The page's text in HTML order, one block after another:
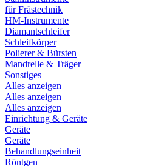
für Frästechnik
HM-Instrumente
Diamantschleifer
Schleifkörper
Polierer & Bürsten
Mandrelle & Träger
Sonstiges
Alles anzeigen
Alles anzeigen
Alles anzeigen
Einrichtung & Geräte
Geräte
Geräte
Behandlungseinheit
Röntgen